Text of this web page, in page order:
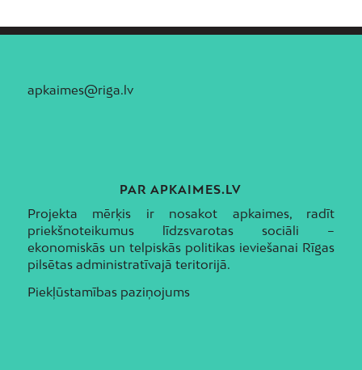
apkaimes@riga.lv
PAR APKAIMES.LV
Projekta mērķis ir nosakot apkaimes, radīt
priekšnoteikumus līdzsvarotas sociāli –
ekonomiskās un telpiskās politikas ieviešanai Rīgas
pilsētas administratīvajā teritorijā.
Piekļūstamības paziņojums